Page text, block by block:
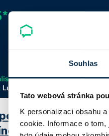
Souhlas
Tato webová stránka
K personalizaci obsahu
cookie. Informace o
specialista:
klient: Lucie N.